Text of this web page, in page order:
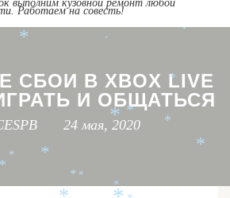
выполним кузовной ремонт любой
Работаем на совесть!
В XBOX LIVE
И ОБЩАТЬСЯ
24 мая, 2020
*
*
*
*
*
*
*
*
*
*
* *
*
*
*
*